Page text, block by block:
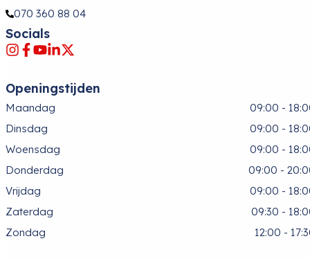
070 360 88 04
Socials
Openingstijden
Maandag
09:00 -
Dinsdag
09:00 -
Woensdag
09:00 -
Donderdag
09:00 -
Vrijdag
09:00 -
Zaterdag
09:30 -
Zondag
12:00 -